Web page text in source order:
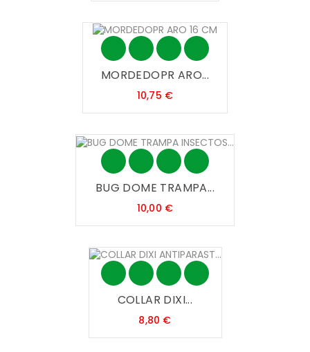
MORDEDOPR ARO...
10,75 €Precio
BUG DOME TRAMPA...
10,00 €Precio
COLLAR DIXI...
8,80 €Precio